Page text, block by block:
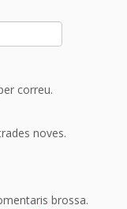
correu.
noves.
brossa.